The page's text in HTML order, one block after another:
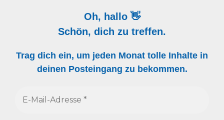
Oh, hallo 👋
Schön, dich zu treffen.
Trag dich ein, um jeden Monat tolle Inhalte in
deinen Posteingang zu bekommen.